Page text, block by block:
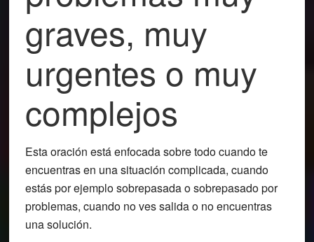
graves, muy
urgentes o muy
complejos
Esta oración está enfocada sobre todo cuando te
encuentras en una situación complicada, cuando
estás por ejemplo sobrepasada o sobrepasado por
problemas, cuando no ves salida o no encuentras
una solución.